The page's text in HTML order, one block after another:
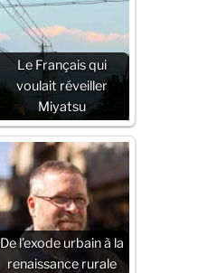
Le Français qui
voulait réveiller
Miyatsu
De l’exode urbain à la
renaissance rurale